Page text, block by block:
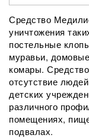
Средство
уничтожения
постельные
муравьи,
комары.
отсутствие
детских
различного
помещениях,
подвалах.